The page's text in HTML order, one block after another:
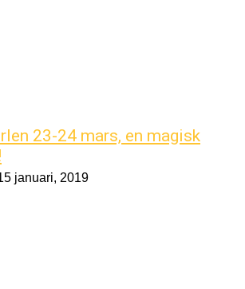
23-24 mars, en magisk
januari, 2019